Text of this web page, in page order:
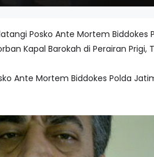
Posko Ante Mortem Biddokes
Kapal Barokah di Perairan Prigi,
Ante Mortem Biddokes Polda